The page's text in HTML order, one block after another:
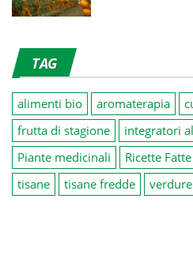
TAG
alimenti bio aromaterapia
frutta di stagione
integratori
Piante medicinali
Ricette
tisane
tisane fredde